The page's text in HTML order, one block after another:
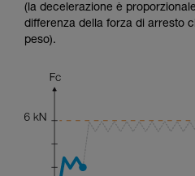
(la decelerazione è
differenza della forza di arresto
peso).